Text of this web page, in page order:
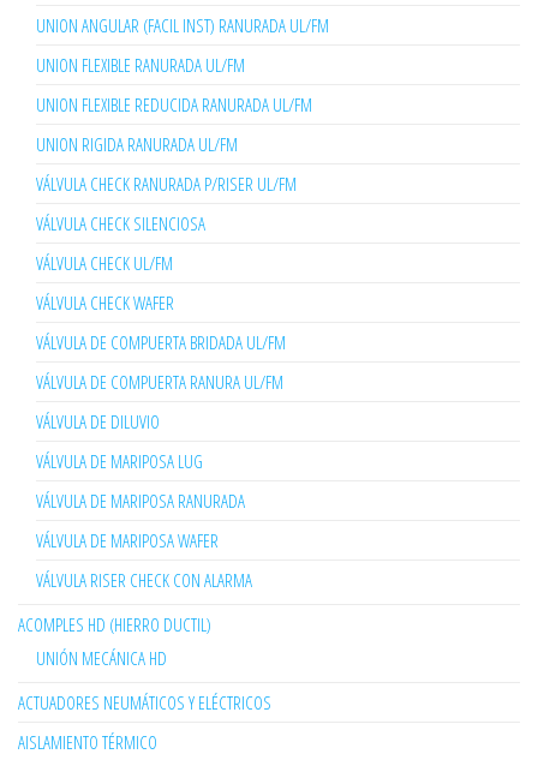
UNION ANGULAR (FACIL INST) RANURADA UL/FM
UNION FLEXIBLE RANURADA UL/FM
UNION FLEXIBLE REDUCIDA RANURADA UL/FM
UNION RIGIDA RANURADA UL/FM
VÁLVULA CHECK RANURADA P/RISER UL/FM
VÁLVULA CHECK SILENCIOSA
VÁLVULA CHECK UL/FM
VÁLVULA CHECK WAFER
VÁLVULA DE COMPUERTA BRIDADA UL/FM
VÁLVULA DE COMPUERTA RANURA UL/FM
VÁLVULA DE DILUVIO
VÁLVULA DE MARIPOSA LUG
VÁLVULA DE MARIPOSA RANURADA
VÁLVULA DE MARIPOSA WAFER
VÁLVULA RISER CHECK CON ALARMA
ACOMPLES HD (HIERRO DUCTIL)
UNIÓN MECÁNICA HD
ACTUADORES NEUMÁTICOS Y ELÉCTRICOS
AISLAMIENTO TÉRMICO